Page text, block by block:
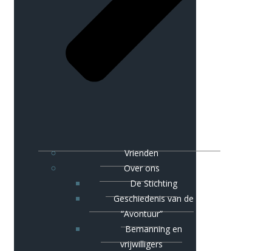
Vrienden
Over ons
De Stichting
Geschiedenis van de
“Avontuur”
Bemanning en
vrijwilligers